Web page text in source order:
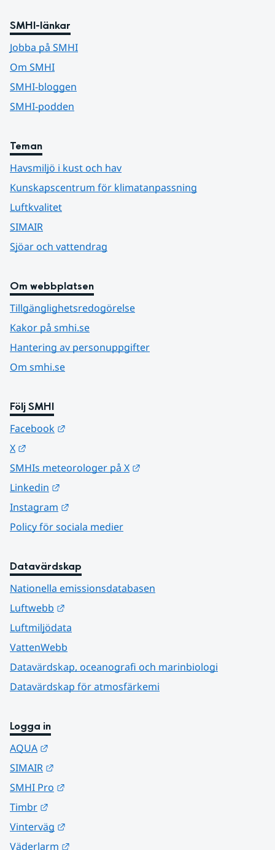
SMHI-länkar
Jobba på SMHI
Om SMHI
SMHI-bloggen
SMHI-podden
Teman
Havsmiljö i kust och hav
Kunskapscentrum för klimatanpassning
Luftkvalitet
SIMAIR
Sjöar och vattendrag
Om webbplatsen
Tillgänglighetsredogörelse
Kakor på smhi.se
Hantering av personuppgifter
Om smhi.se
Följ SMHI
Facebook
X
SMHIs meteorologer på X
Linkedin
Instagram
Policy för sociala medier
Datavärdskap
Nationella emissionsdatabasen
Luftwebb
Luftmiljödata
VattenWebb
Datavärdskap, oceanografi och marinbiologi
Datavärdskap för atmosfärkemi
Logga in
AQUA
SIMAIR
SMHI Pro
Timbr
Vinterväg
Väderlarm